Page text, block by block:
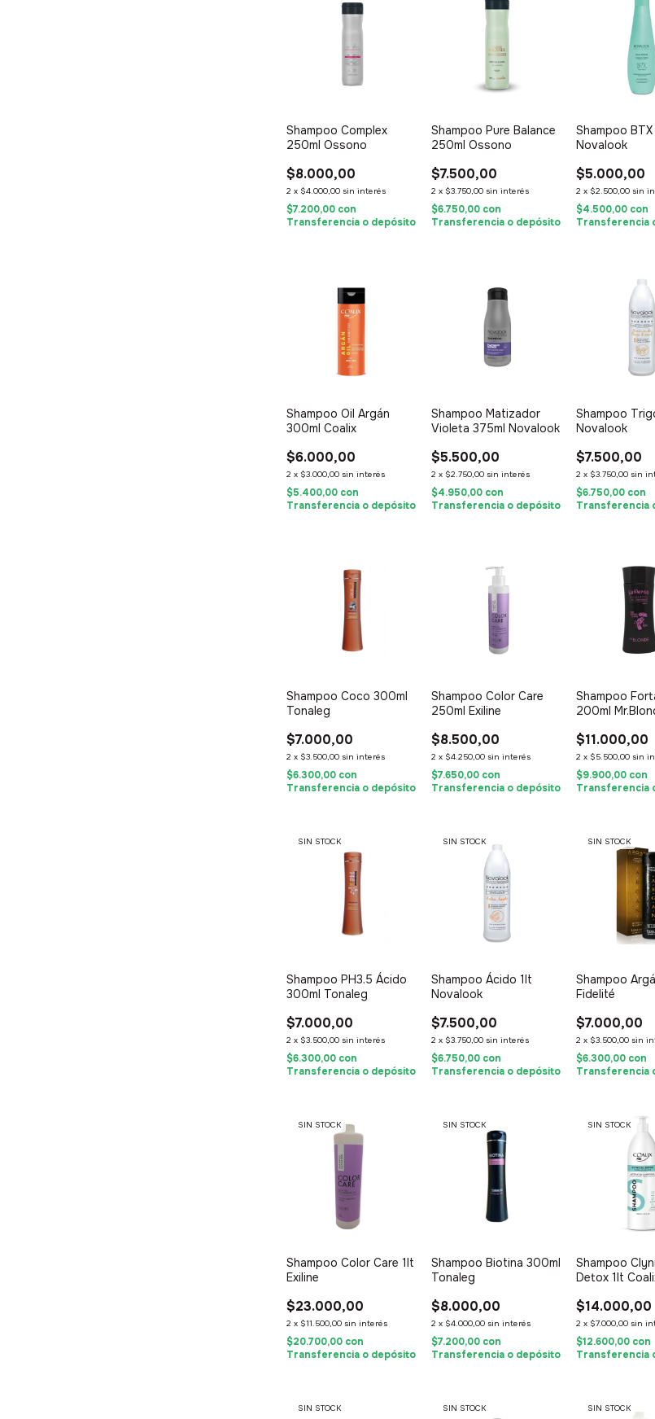
Shampoo Complex
250ml Ossono
$8.000,00
2 x $4.000,00 sin interés
$7.200,00 con
Transferencia o depósito
Shampoo Pure Balance
250ml Ossono
$7.500,00
2 x $3.750,00 sin interés
$6.750,00 con
Transferencia o depósito
Shampoo
Novalook
$5.000,00
2 x $2.500,00 sin
$4.500,00 con
Transferencia
Shampoo Oil Argán
300ml Coalix
$6.000,00
2 x $3.000,00 sin interés
$5.400,00 con
Transferencia o depósito
Shampoo Matizador
Violeta 375ml Novalook
$5.500,00
2 x $2.750,00 sin interés
$4.950,00 con
Transferencia o depósito
Shampoo
Novalook
$7.500,00
2 x $3.750,00 sin
$6.750,00 con
Transferencia
Shampoo Coco 300ml
Tonaleg
$7.000,00
2 x $3.500,00 sin interés
$6.300,00 con
Transferencia o depósito
Shampoo Color Care
250ml Exiline
$8.500,00
2 x $4.250,00 sin interés
$7.650,00 con
Transferencia o depósito
Shampoo
200ml
$11.000,00
2 x $5.500,00 sin
$9.900,00 con
Transferencia
SIN STOCK
Shampoo PH3.5 Ácido
300ml Tonaleg
$7.000,00
2 x $3.500,00 sin interés
$6.300,00 con
Transferencia o depósito
SIN STOCK
Shampoo Ácido 1lt
Novalook
$7.500,00
2 x $3.750,00 sin interés
$6.750,00 con
Transferencia o depósito
SIN STOCK
Shampoo
Fidelité
$7.000,00
2 x $3.500,00 sin
$6.300,00 con
Transferencia
SIN STOCK
Shampoo Color Care 1lt
Exiline
$23.000,00
2 x $11.500,00 sin interés
$20.700,00 con
Transferencia o depósito
SIN STOCK
Shampoo Biotina 300ml
Tonaleg
$8.000,00
2 x $4.000,00 sin interés
$7.200,00 con
Transferencia o depósito
SIN STOCK
Shampoo
Detox 1lt
$14.000,00
2 x $7.000,00 sin
$12.600,00 con
Transferencia
SIN STOCK SIN STOCK SIN STOCK